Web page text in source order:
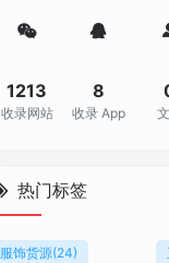
1213
收录网站
8
收录 App
热门标签
服饰货源(24)